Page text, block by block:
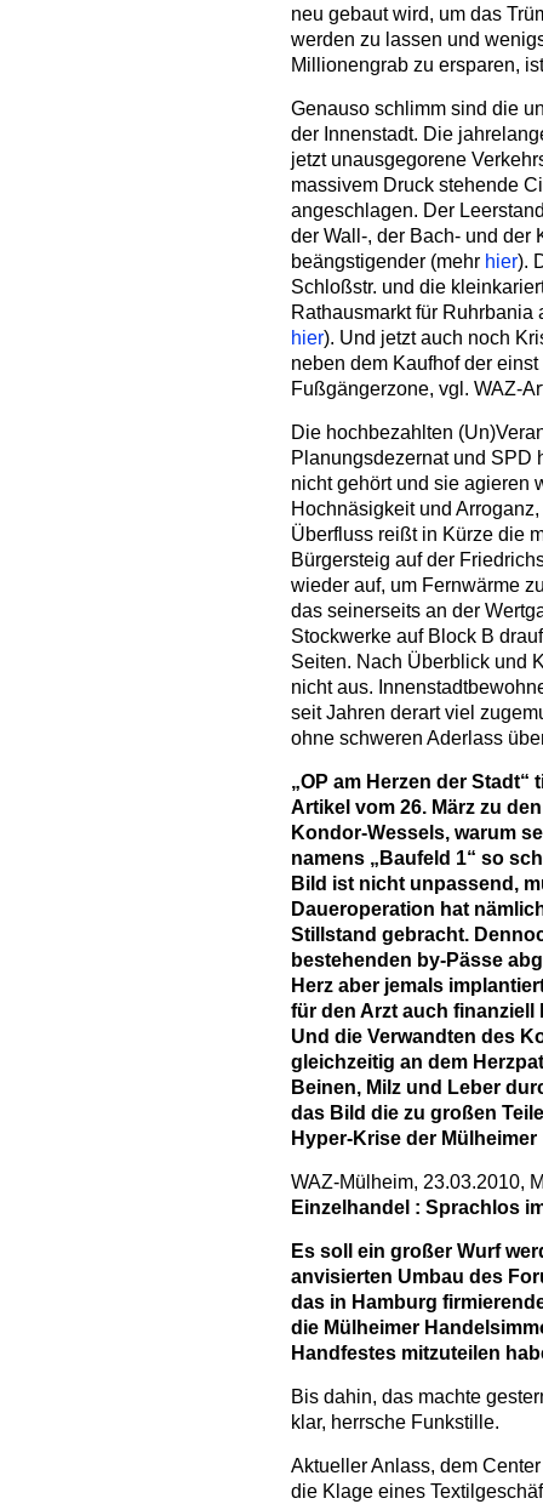
neu gebaut wird, um das
werden zu lassen und
Millionengrab zu ersparen,
Genauso schlimm sind die
der Innenstadt. Die
jetzt unausgegorene
massivem Druck stehende
angeschlagen. Der
der Wall-, der Bach- und der
beängstigender (mehr hier).
Schloßstr. und die
Rathausmarkt für Ruhrbania
hier). Und jetzt auch noch
neben dem Kaufhof der
Fußgängerzone, vgl. WAZ-
Die hochbezahlten
Planungsdezernat und SPD
nicht gehört und sie agieren
Hochnäsigkeit und
Überfluss reißt in Kürze die
Bürgersteig auf der
wieder auf, um Fernwärme
das seinerseits an der
Stockwerke auf Block B
Seiten. Nach Überblick und
nicht aus.
seit Jahren derart viel
ohne schweren Aderlass
„OP am Herzen der
Artikel vom 26. März zu
Kondor-Wessels, warum
namens „Baufeld 1“ so
Bild ist nicht unpassend,
Daueroperation hat
Stillstand gebracht.
bestehenden by-Pässe
Herz aber jemals
für den Arzt auch
Und die Verwandten des
gleichzeitig an dem
Beinen, Milz und Leber
das Bild die zu großen
Hyper-Krise der
WAZ-Mülheim, 23.03.2010,
Einzelhandel : Sprachlos
Es soll ein großer Wurf
anvisierten Umbau des
das in Hamburg
die Mülheimer
Handfestes mitzuteilen
Bis dahin, das machte
klar, herrsche Funkstille.
Aktueller Anlass, dem
die Klage eines